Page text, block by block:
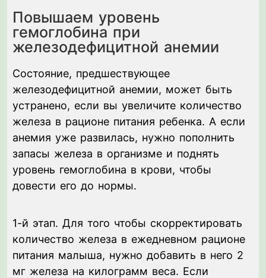
Повышаем уровень
гемоглобина при
железодефицитной анемии
Состояние, предшествующее
железодефицитной анемии, может быть
устранено, если вы увеличите количество
железа в рационе питания ребенка. А если
анемия уже развилась, нужно пополнить
запасы железа в организме и поднять
уровень гемоглобина в крови, чтобы
довести его до нормы.
1-й этап. Для того чтобы скорректировать
количество железа в ежедневном рационе
питания малыша, нужно добавить в него 2
мг железа на килограмм веса. Если